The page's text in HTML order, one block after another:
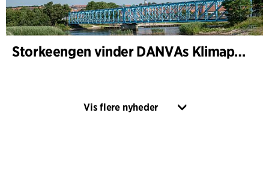
Storkeengen vinder DANVAs Klimapris 2025 – og bygger videre på tidligere arkitekturanerkendelse
Vis flere nyheder